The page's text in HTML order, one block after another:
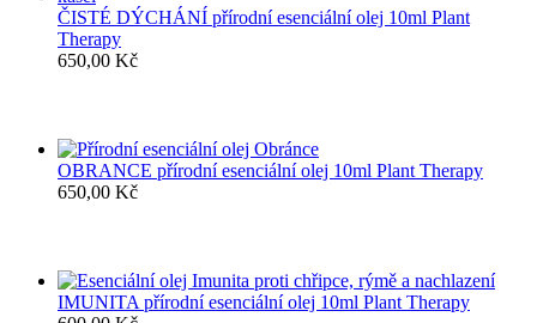
ČISTÉ DÝCHÁNÍ přírodní esenciální olej 10ml Plant
Therapy
650,00 Kč
OBRANCE přírodní esenciální olej 10ml Plant Therapy
650,00 Kč
IMUNITA přírodní esenciální olej 10ml Plant Therapy